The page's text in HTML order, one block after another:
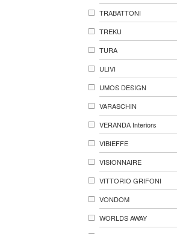
TRABATTONI
TREKU
TURA
ULIVI
UMOS DESIGN
VARASCHIN
VERANDA Interiors
VIBIEFFE
VISIONNAIRE
VITTORIO GRIFONI
VONDOM
WORLDS AWAY